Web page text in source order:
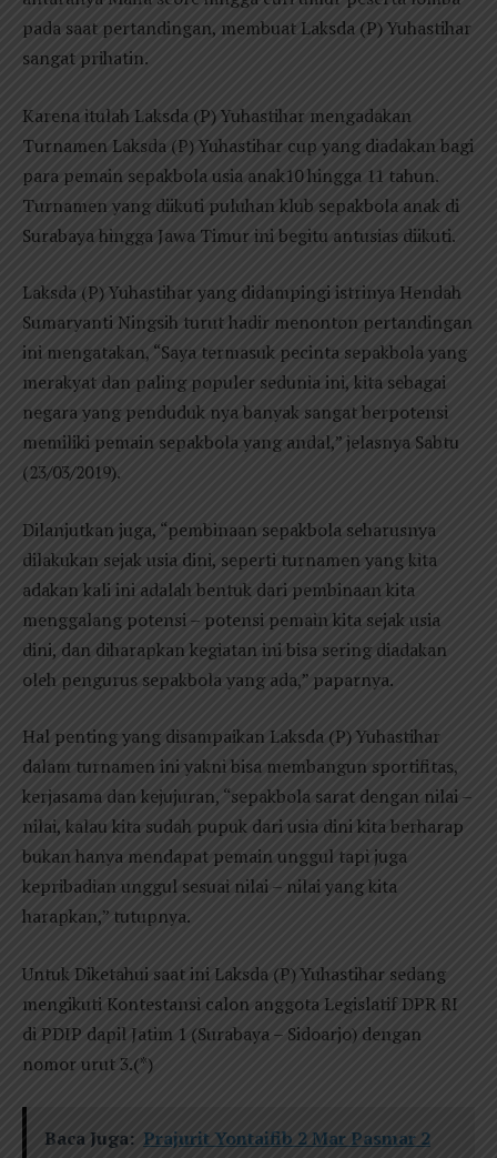
pada saat pertandingan, membuat Laksda (P) Yuhastihar
sangat prihatin.
Karena itulah Laksda (P) Yuhastihar mengadakan
Turnamen Laksda (P) Yuhastihar cup yang diadakan bagi
para pemain sepakbola usia anak10 hingga 11 tahun.
Turnamen yang diikuti puluhan klub sepakbola anak di
Surabaya hingga Jawa Timur ini begitu antusias diikuti.
Laksda (P) Yuhastihar yang didampingi istrinya Hendah
Sumaryanti Ningsih turut hadir menonton pertandingan
ini mengatakan, “Saya termasuk pecinta sepakbola yang
merakyat dan paling populer sedunia ini, kita sebagai
negara yang penduduk nya banyak sangat berpotensi
memiliki pemain sepakbola yang andal,” jelasnya Sabtu
(23/03/2019).
Dilanjutkan juga, “pembinaan sepakbola seharusnya
dilakukan sejak usia dini, seperti turnamen yang kita
adakan kali ini adalah bentuk dari pembinaan kita
menggalang potensi – potensi pemain kita sejak usia
dini, dan diharapkan kegiatan ini bisa sering diadakan
oleh pengurus sepakbola yang ada,” paparnya.
Hal penting yang disampaikan Laksda (P) Yuhastihar
dalam turnamen ini yakni bisa membangun sportifitas,
kerjasama dan kejujuran, “sepakbola sarat dengan nilai –
nilai, kalau kita sudah pupuk dari usia dini kita berharap
bukan hanya mendapat pemain unggul tapi juga
kepribadian unggul sesuai nilai – nilai yang kita
harapkan,” tutupnya.
Untuk Diketahui saat ini Laksda (P) Yuhastihar sedang
mengikuti Kontestansi calon anggota Legislatif DPR RI
di PDIP dapil Jatim 1 (Surabaya – Sidoarjo) dengan
nomor urut 3.(*)
Baca Juga: Prajurit Yontaifib 2 Mar Pasmar 2